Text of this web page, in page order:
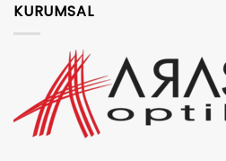
KURUMSAL